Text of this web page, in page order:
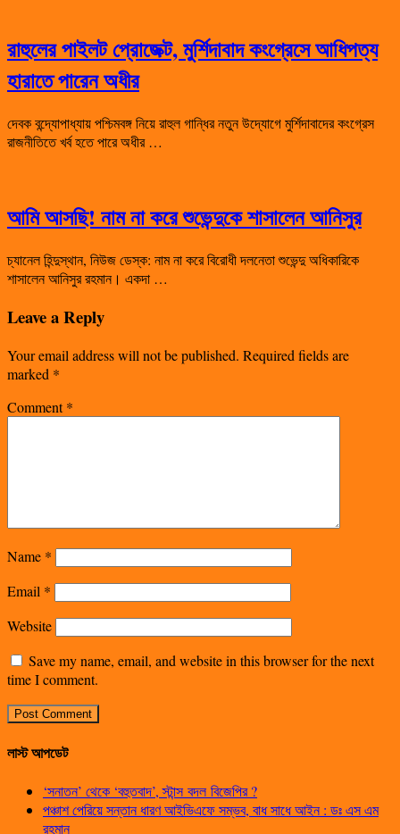
রাহুলের পাইলট প্রোজেক্ট, মুর্শিদাবাদ কংগ্রেসে আধিপত্য
হারাতে পারেন অধীর
দেবক বন্দ্যোপাধ্যায় পশ্চিমবঙ্গ নিয়ে রাহুল গান্ধির নতুন উদ্যোগে মুর্শিদাবাদের কংগ্রেস
রাজনীতিতে খর্ব হতে পারে অধীর …
আমি আসছি! নাম না করে শুভেন্দুকে শাসালেন আনিসুর
চ্যানেল হিন্দুস্থান, নিউজ ডেস্ক: নাম না করে বিরোধী দলনেতা শুভেন্দু অধিকারিকে
শাসালেন আনিসুর রহমান। একদা …
Leave a Reply
Your email address will not be published. Required fields are
marked *
Comment*
Name *
Email *
Website
Save my name, email, and website in this browser for the next
time I comment.
লাস্ট আপডেট
‘সনাতন’ থেকে ‘বহুতবাদ’, স্টান্স বদল বিজেপির ?
পঞ্চাশ পেরিয়ে সন্তান ধারণ আইভিএফে সম্ভব, বাধ সাধে আইন : ডঃ এস এম
রহমান